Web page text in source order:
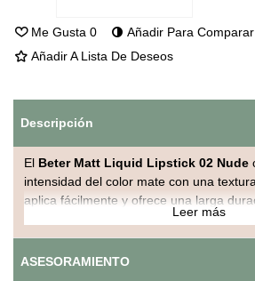
Me Gusta 0 Añadir Para Comparar
Añadir A Lista De Deseos
Descripción
El Beter Matt Liquid Lipstick 02 Nude
intensidad del color mate con una
aplica fácilmente y ofrece una larga
aportando un acabado sofisticado y
Leer más
ASESORAMIENTO